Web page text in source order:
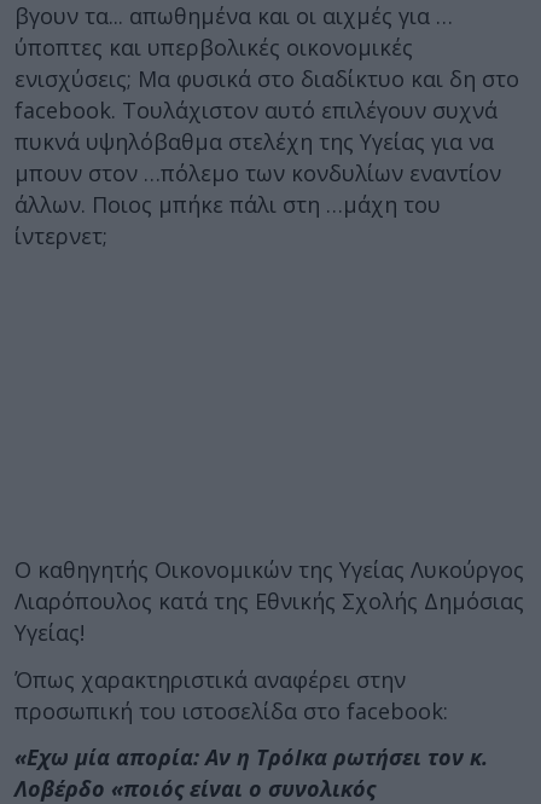
βγουν τα... απωθημένα και οι αιχμές για …
ύποπτες και υπερβολικές οικονομικές
ενισχύσεις; Μα φυσικά στο διαδίκτυο και δη στο
facebook. Τουλάχιστον αυτό επιλέγουν συχνά
πυκνά υψηλόβαθμα στελέχη της Υγείας για να
μπουν στον …πόλεμο των κονδυλίων εναντίον
άλλων. Ποιος μπήκε πάλι στη …μάχη του
ίντερνετ;
Ο καθηγητής Οικονομικών της Υγείας Λυκούργος
Λιαρόπουλος κατά της Εθνικής Σχολής Δημόσιας
Υγείας!
Όπως χαρακτηριστικά αναφέρει στην
προσωπική του ιστοσελίδα στο facebook:
«Εχω μία απορία: Αν η ΤρόΙκα ρωτήσει τον κ.
Λοβέρδο «ποιός είναι ο συνολικός